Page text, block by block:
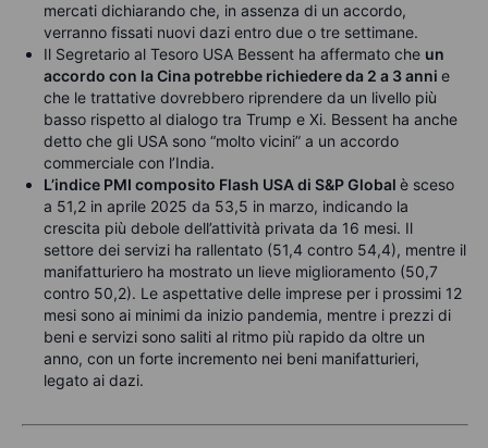
mercati dichiarando che, in assenza di un accordo,
verranno fissati nuovi dazi entro due o tre settimane.
Il Segretario al Tesoro USA Bessent ha affermato che un
accordo con la Cina potrebbe richiedere da 2 a 3 anni e
che le trattative dovrebbero riprendere da un livello più
basso rispetto al dialogo tra Trump e Xi. Bessent ha anche
detto che gli USA sono “molto vicini” a un accordo
commerciale con l’India.
L’indice PMI composito Flash USA di S&P Global è sceso
a 51,2 in aprile 2025 da 53,5 in marzo, indicando la
crescita più debole dell’attività privata da 16 mesi. Il
settore dei servizi ha rallentato (51,4 contro 54,4), mentre il
manifatturiero ha mostrato un lieve miglioramento (50,7
contro 50,2). Le aspettative delle imprese per i prossimi 12
mesi sono ai minimi da inizio pandemia, mentre i prezzi di
beni e servizi sono saliti al ritmo più rapido da oltre un
anno, con un forte incremento nei beni manifatturieri,
legato ai dazi.